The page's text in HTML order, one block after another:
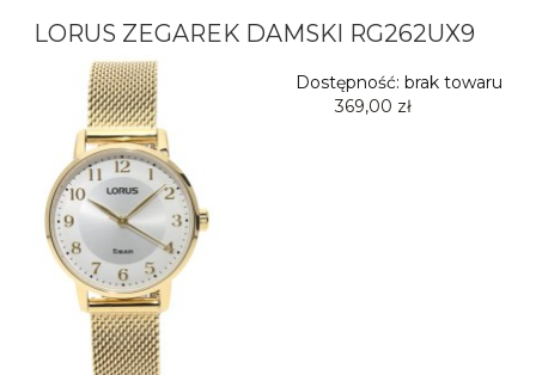
LORUS ZEGAREK DAMSKI RG262UX9
Dostępność: brak towaru
369,00 zł